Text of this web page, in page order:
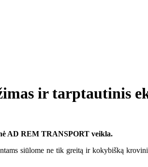
ir tarptautinis
AD REM TRANSPORT veikla.
siūlome ne tik greitą ir kokybišką